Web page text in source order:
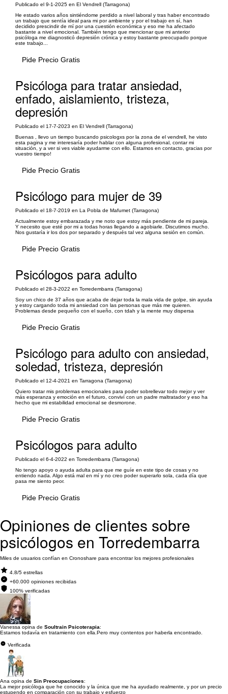
Publicado el 9-1-2025 en El Vendrell (Tarragona)
He estado varios años sintiéndome perdido a nivel laboral y tras haber encontrado
un trabajo que sentía ideal para mi por ambiente y por el trabajo en sí, han
decidido prescindir de mí por una cuestión económica y eso me ha afectado
bastante a nivel emocional. También tengo que mencionar que mi anterior
psicóloga me diagnosticó depresión crónica y estoy bastante preocupado porque
este trabajo...
Pide Precio Gratis
Psicóloga para tratar ansiedad,
enfado, aislamiento, tristeza,
depresión
Publicado el 17-7-2023 en El Vendrell (Tarragona)
Buenas , llevo un tiempo buscando psicologxs por la zona de el vendrell, he visto
esta pagina y me interesaría poder hablar con alguna profesional, contar mi
situación, y a ver si ves viable ayudarme con ello. Estamos en contacto, gracias por
vuestro tiempo!
Pide Precio Gratis
Psicólogo para mujer de 39
Publicado el 18-7-2019 en La Pobla de Mafumet (Tarragona)
Actualmente estoy embarazada y me noto que estoy más pendiente de mi pareja.
Y necesito que esté por mi a todas horas llegando a agobiarle. Discutimos mucho.
Nos gustaría ir los dos por separado y después tal vez alguna sesión en común.
Pide Precio Gratis
Psicólogos para adulto
Publicado el 28-3-2022 en Torredembarra (Tarragona)
Soy un chico de 37 años que acaba de dejar toda la mala vida de golpe, sin ayuda
y estoy cargando toda mi ansiedad con las personas que más me quieren.
Problemas desde pequeño con el sueño, con tdah y la mente muy dispersa
Pide Precio Gratis
Psicólogo para adulto con ansiedad,
soledad, tristeza, depresión
Publicado el 12-4-2021 en Tarragona (Tarragona)
Quiero tratar mis problemas emocionales para poder sobrellevar todo mejor y ver
más esperanza y emoción en el futuro, conviví con un padre maltratador y eso ha
hecho que mi estabilidad emocional se desmorone.
Pide Precio Gratis
Psicólogos para adulto
Publicado el 6-4-2022 en Torredembarra (Tarragona)
No tengo apoyo o ayuda adulta para que me guíe en este tipo de cosas y no
entiendo nada. Algo está mal en mí y no creo poder superarlo sola, cada día que
pasa me siento peor.
Pide Precio Gratis
Opiniones de clientes sobre
psicólogos en Torredembarra
Miles de usuarios confían en Cronoshare para encontrar los mejores profesionales
4.8/5 estrellas
+60.000 opiniones recibidas
100% verificadas
Vanessa opina de Soultrain Psicoterapia:
Estamos todavía en tratamiento con ella.Pero muy contentos por haberla encontrado.
Verificada
Ana opina de Sin Preocupaciones:
La mejor psicóloga que he conocido y la única que me ha ayudado realmente, y por un precio
estupendo en comparación con su trabajo y esfuerzo